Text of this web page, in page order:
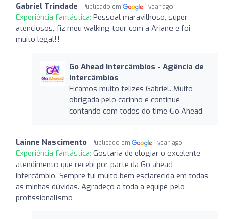
Gabriel Trindade Publicado em 1 year ago
Experiência fantástica: Pessoal maravilhoso, super
atenciosos, fiz meu walking tour com a Ariane e foi
muito legal!!
Go Ahead Intercâmbios - Agência de
Intercâmbios
Ficamos muito felizes Gabriel. Muito
obrigada pelo carinho e continue
contando com todos do time Go Ahead
Lainne Nascimento Publicado em 1 year ago
Experiência fantástica: Gostaria de elogiar o excelente
atendimento que recebi por parte da Go ahead
Intercâmbio. Sempre fui muito bem esclarecida em todas
as minhas dúvidas. Agradeço a toda a equipe pelo
profissionalismo